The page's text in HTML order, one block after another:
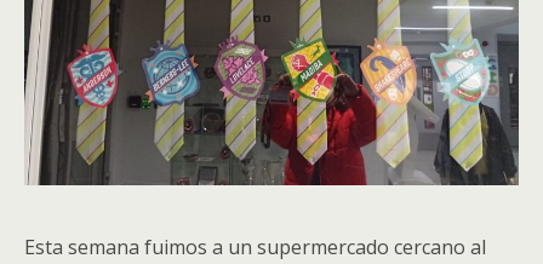
Esta semana fuimos a un supermercado cercano al